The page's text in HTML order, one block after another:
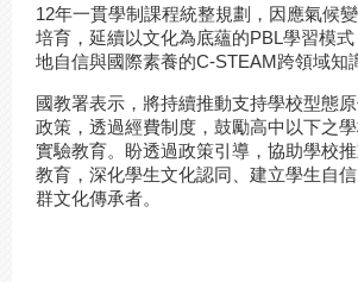
12年一貫學制課程統整規劃，因應氣候
培育，延續以文化為底蘊的PBL學習模
地自信與國際素養的C-STEAM跨領域知
國教署表示，將持續推動支持學校型態
政策，透過經費制度，鼓勵高中以下之
實驗教育。盼透過政策引導，協助學校
教育，深化學生文化認同、建立學生自
群文化傳承者。